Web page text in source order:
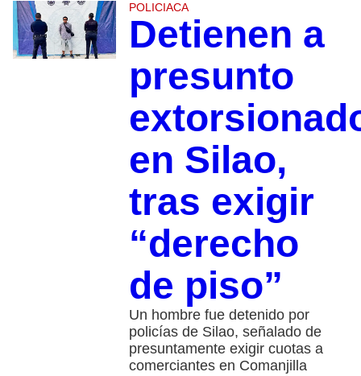
POLICIACA
Detienen a
presunto
en Silao,
tras exigir
“derecho
de piso”
Un hombre fue detenido por
policías de Silao, señalado de
presuntamente exigir cuotas a
comerciantes en Comanjilla